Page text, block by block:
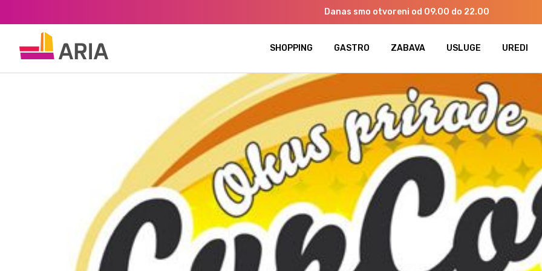
Danas smo otvoreni od 09.00 do 22.00
SHOPPING GASTRO ZABAVA USLUGE UREDI